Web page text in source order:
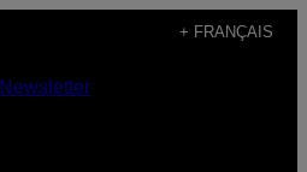
+ FRANÇAIS
Newsletter